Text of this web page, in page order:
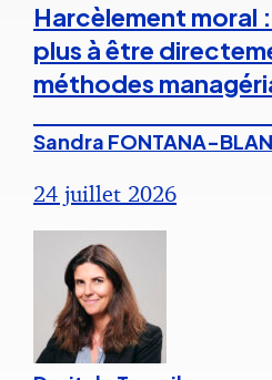
Harcèlement moral :
plus à être
méthodes
Sandra FONTANA-
24 juillet 2026